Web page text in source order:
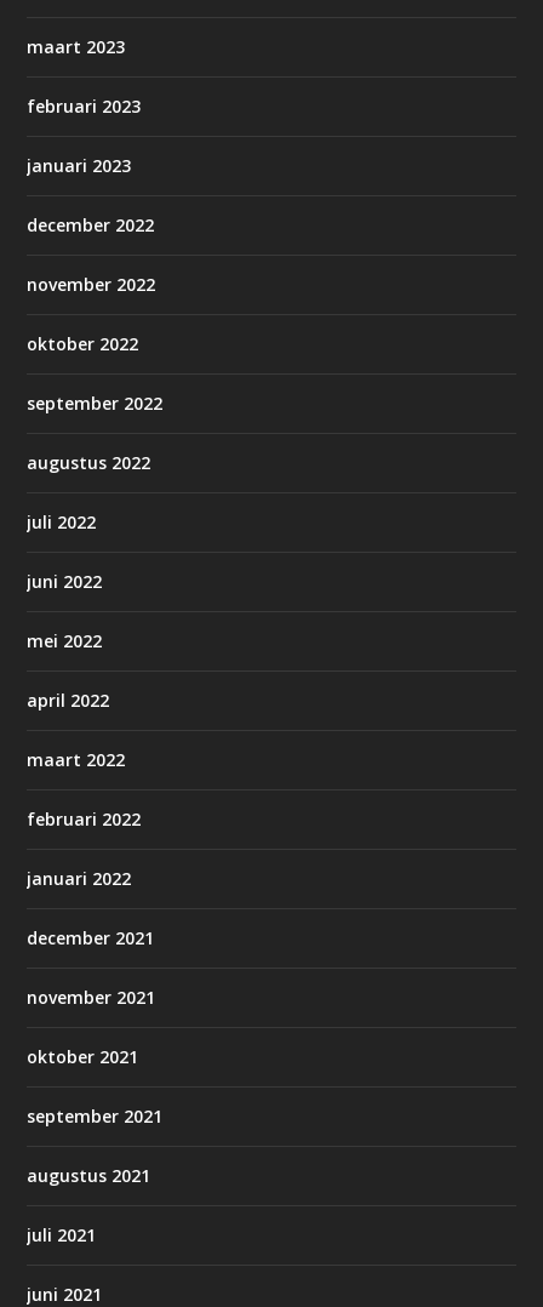
maart 2023
februari 2023
januari 2023
december 2022
november 2022
oktober 2022
september 2022
augustus 2022
juli 2022
juni 2022
mei 2022
april 2022
maart 2022
februari 2022
januari 2022
december 2021
november 2021
oktober 2021
september 2021
augustus 2021
juli 2021
juni 2021